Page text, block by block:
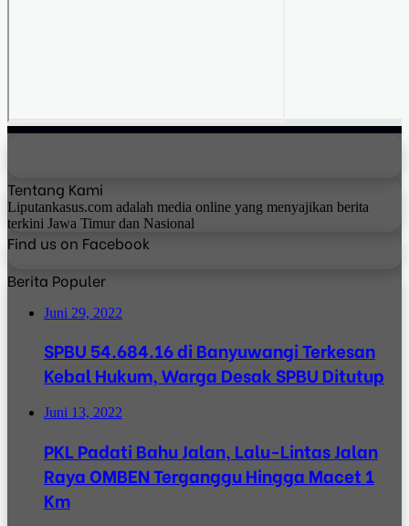
Tentang Kami
Liputankasus.com adalah media online yang menyajikan berita
terkini Jawa Timur dan Nasional
Find us on Facebook
Berita Populer
Juni 29, 2022
SPBU 54.684.16 di Banyuwangi Terkesan
Kebal Hukum, Warga Desak SPBU Ditutup
Juni 13, 2022
PKL Padati Bahu Jalan, Lalu-Lintas Jalan
Raya OMBEN Terganggu Hingga Macet 1
Km